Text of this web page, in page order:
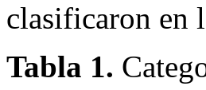
clasificaron en
Tabla 1.